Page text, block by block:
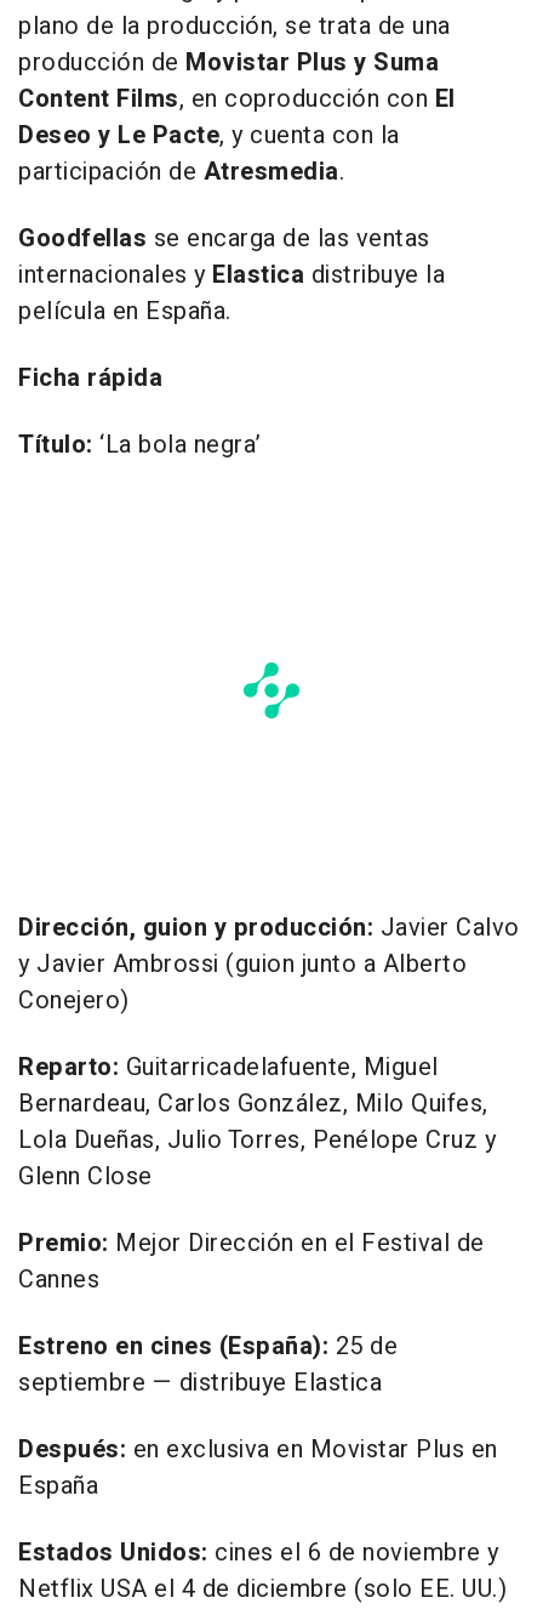
plano de la producción, se trata de una
producción de Movistar Plus y Suma
Content Films, en coproducción con El
Deseo y Le Pacte, y cuenta con la
participación de Atresmedia.
Goodfellas se encarga de las ventas
internacionales y Elastica distribuye la
película en España.
Ficha rápida
Título: ‘La bola negra’
Dirección, guion y producción: Javier Calvo
y Javier Ambrossi (guion junto a Alberto
Conejero)
Reparto: Guitarricadelafuente, Miguel
Bernardeau, Carlos González, Milo Quifes,
Lola Dueñas, Julio Torres, Penélope Cruz y
Glenn Close
Premio: Mejor Dirección en el Festival de
Cannes
Estreno en cines (España): 25 de
septiembre — distribuye Elastica
Después: en exclusiva en Movistar Plus en
España
Estados Unidos: cines el 6 de noviembre y
Netflix USA el 4 de diciembre (solo EE. UU.)